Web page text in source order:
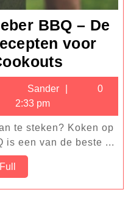
BBQ – De
voor
op
een
Weber
BBQ
beste
September
21,
2022
Sander Sander
0
2:33 pm
is een van de beste ...
Full